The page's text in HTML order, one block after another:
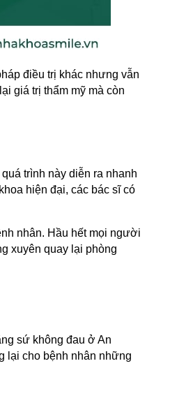
điều trị khác nhưng vẫn
giá trị thẩm mỹ mà còn
trình này diễn ra nhanh
hiện đại, các bác sĩ có
nhân. Hầu hết mọi người
xuyên quay lại phòng
sứ không đau ở An
lại cho bệnh nhân những